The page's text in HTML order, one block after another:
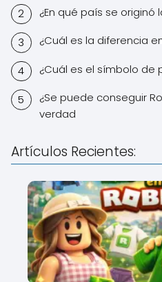
¿En qué país se originó
¿Cuál es la diferencia
¿Cuál es el símbolo de
¿Se puede conseguir
verdad
Artículos Recientes: